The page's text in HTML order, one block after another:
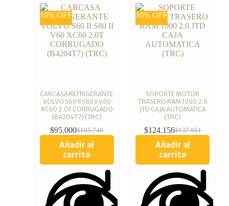
10% OFF
CARCASA REFRIGERANTE
VOLVO S60 II S80 II V60
XC60 2.0T CORRUGADO
(B4204T7) (TRC)
$105.740
$95.000
Añadir al
carrito
10% OFF
SOPORTE MOTOR
TRASERO RAM 1000 2.0
JTD CAJA AUTOMATICA
(TRC)
$137.951
$124.156
Añadir al
carrito